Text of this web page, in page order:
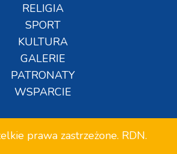
RELIGIA
SPORT
KULTURA
GALERIE
PATRONATY
WSPARCIE
prawa zastrzeżone. RDN.